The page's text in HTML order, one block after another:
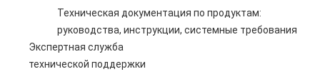
Техническая документация по продуктам:
руководства, инструкции, системные требования
Экспертная служба
технической поддержки